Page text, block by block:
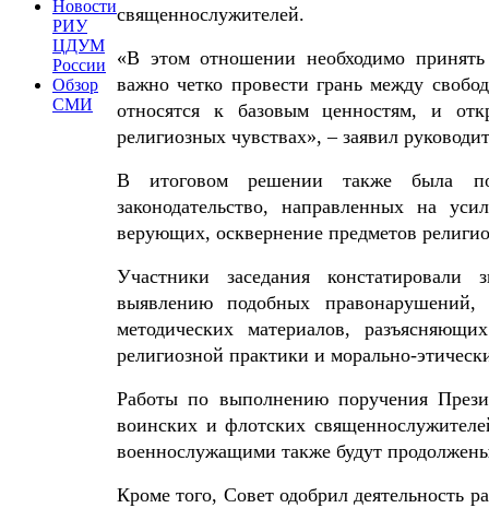
Новости
РИУ
ЦДУМ
России
Обзор
СМИ
священнослужителей.
«В этом отношении необходимо
важно четко провести грань между
относятся к базовым ценностям, и
религиозных чувствах», – заявил
В итоговом решении также была
законодательство, направленных на
верующих, осквернение предметов
Участники заседания
выявлению подобных
методических материалов,
религиозной практики и морально-
Работы по выполнению поручения
воинских и флотских
военнослужащими также будут
Кроме того, Совет одобрил деятельность